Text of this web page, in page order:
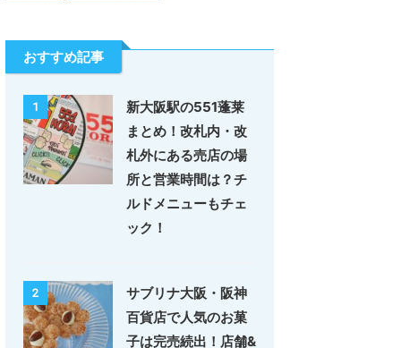
おすすめ記事
1
新大阪駅の551蓬莱
まとめ！改札内・改
札外にある売店の場
所と営業時間は？チ
ルドメニューもチェ
ック！
2
サブリナ大阪・阪神
百貨店で人気のお菓
子は完売続出！店舗&